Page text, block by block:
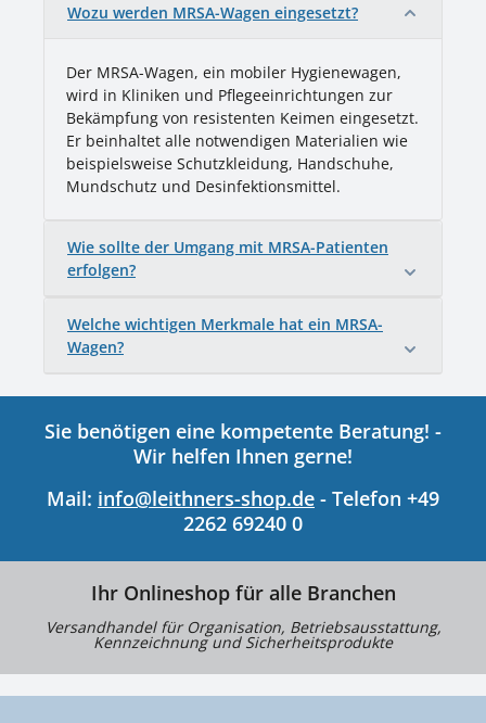
Wozu werden MRSA-Wagen eingesetzt?
Der MRSA-Wagen, ein mobiler Hygienewagen,
wird in Kliniken und Pflegeeinrichtungen zur
Bekämpfung von resistenten Keimen eingesetzt.
Er beinhaltet alle notwendigen Materialien wie
beispielsweise Schutzkleidung, Handschuhe,
Mundschutz und Desinfektionsmittel.
Wie sollte der Umgang mit MRSA-Patienten
erfolgen?
Welche wichtigen Merkmale hat ein MRSA-
Wagen?
Sie benötigen eine kompetente Beratung! -
Wir helfen Ihnen gerne!
Mail: info@leithners-shop.de - Telefon +49
2262 69240 0
Ihr Onlineshop für alle Branchen
Versandhandel für Organisation, Betriebsausstattung,
Kennzeichnung und Sicherheitsprodukte